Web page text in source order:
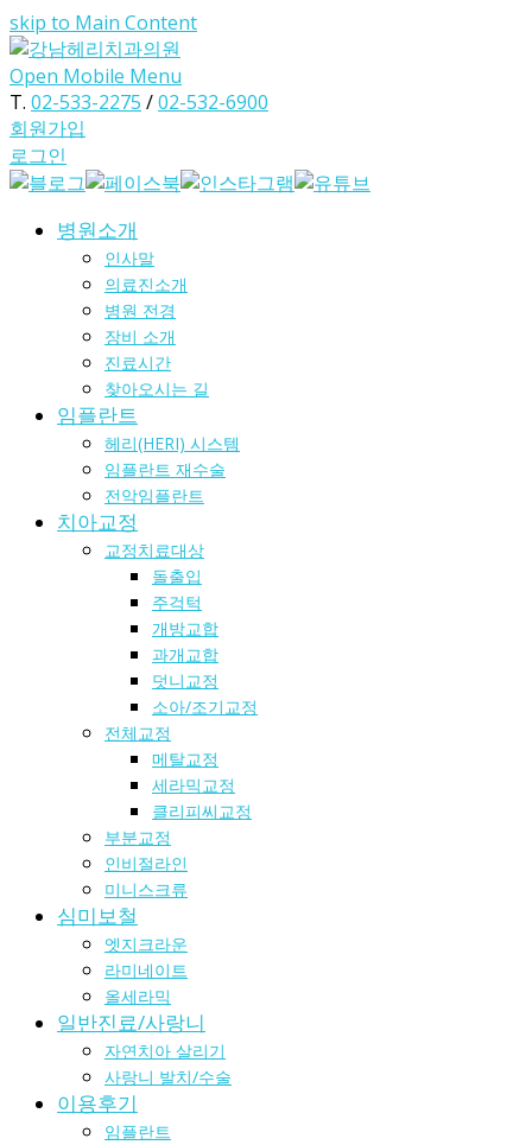
skip to Main Content
Open Mobile Menu
T. 02-533-2275 /02-532-6900
회원가입
로그인
병원소개
인사말
의료진소개
병원 전경
장비 소개
진료시간
찾아오시는 길
임플란트
헤리(HERI) 시스템
임플란트 재수술
전악임플란트
치아교정
교정치료대상
돌출입
주걱턱
개방교합
과개교합
덧니교정
소아/조기교정
전체교정
메탈교정
세라믹교정
클리피씨교정
부분교정
인비절라인
미니스크류
심미보철
엣지크라운
라미네이트
올세라믹
일반진료/사랑니
자연치아 살리기
사랑니 발치/수술
이용후기
임플란트